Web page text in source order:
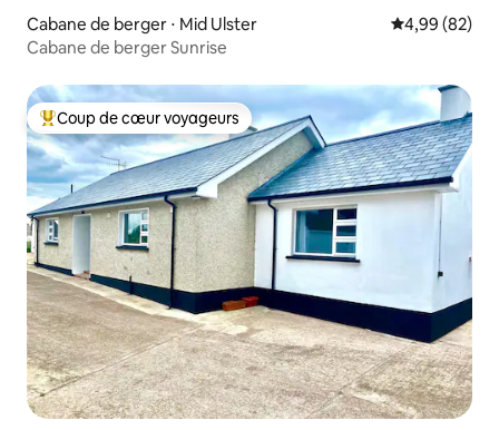
Cabane de berger ⋅ Mid Ulster Évaluation
4,99 (82)
Cabane de berger Sunrise
Coups de cœur voyageurs les plus appréciés
Coup de cœur voyageurs